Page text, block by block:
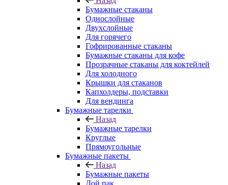
Бумажные стаканы
Однослойные
Двухслойные
Для горячего
Гофрированные стаканы
Бумажные стаканы для кофе
Прозрачные стаканы для коктейлей
Для холодного
Крышки для стаканов
Капхолдеры, подставки
Для вендинга
Бумажные тарелки
Назад
Бумажные тарелки
Круглые
Прямоугольные
Бумажные пакеты
Назад
Бумажные пакеты
Дой пак